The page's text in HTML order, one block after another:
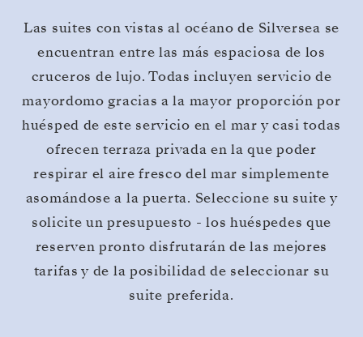
Las suites con vistas al océano de Silversea se
encuentran entre las más espaciosa de los
cruceros de lujo. Todas incluyen servicio de
mayordomo gracias a la mayor proporción por
huésped de este servicio en el mar y casi todas
ofrecen terraza privada en la que poder
respirar el aire fresco del mar simplemente
asomándose a la puerta. Seleccione su suite y
solicite un presupuesto - los huéspedes que
reserven pronto disfrutarán de las mejores
tarifas y de la posibilidad de seleccionar su
suite preferida.